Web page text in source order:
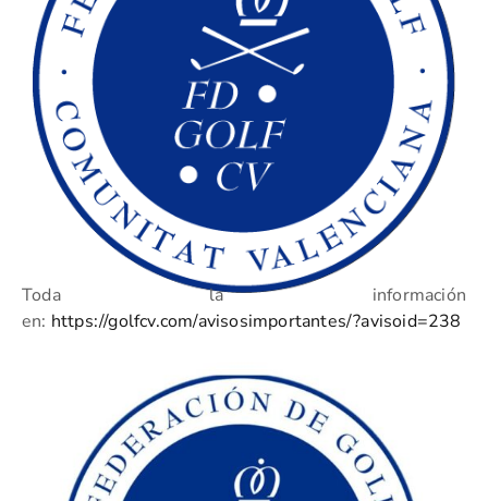
Toda la información
en: https://golfcv.com/avisosimportantes/?avisoid=238